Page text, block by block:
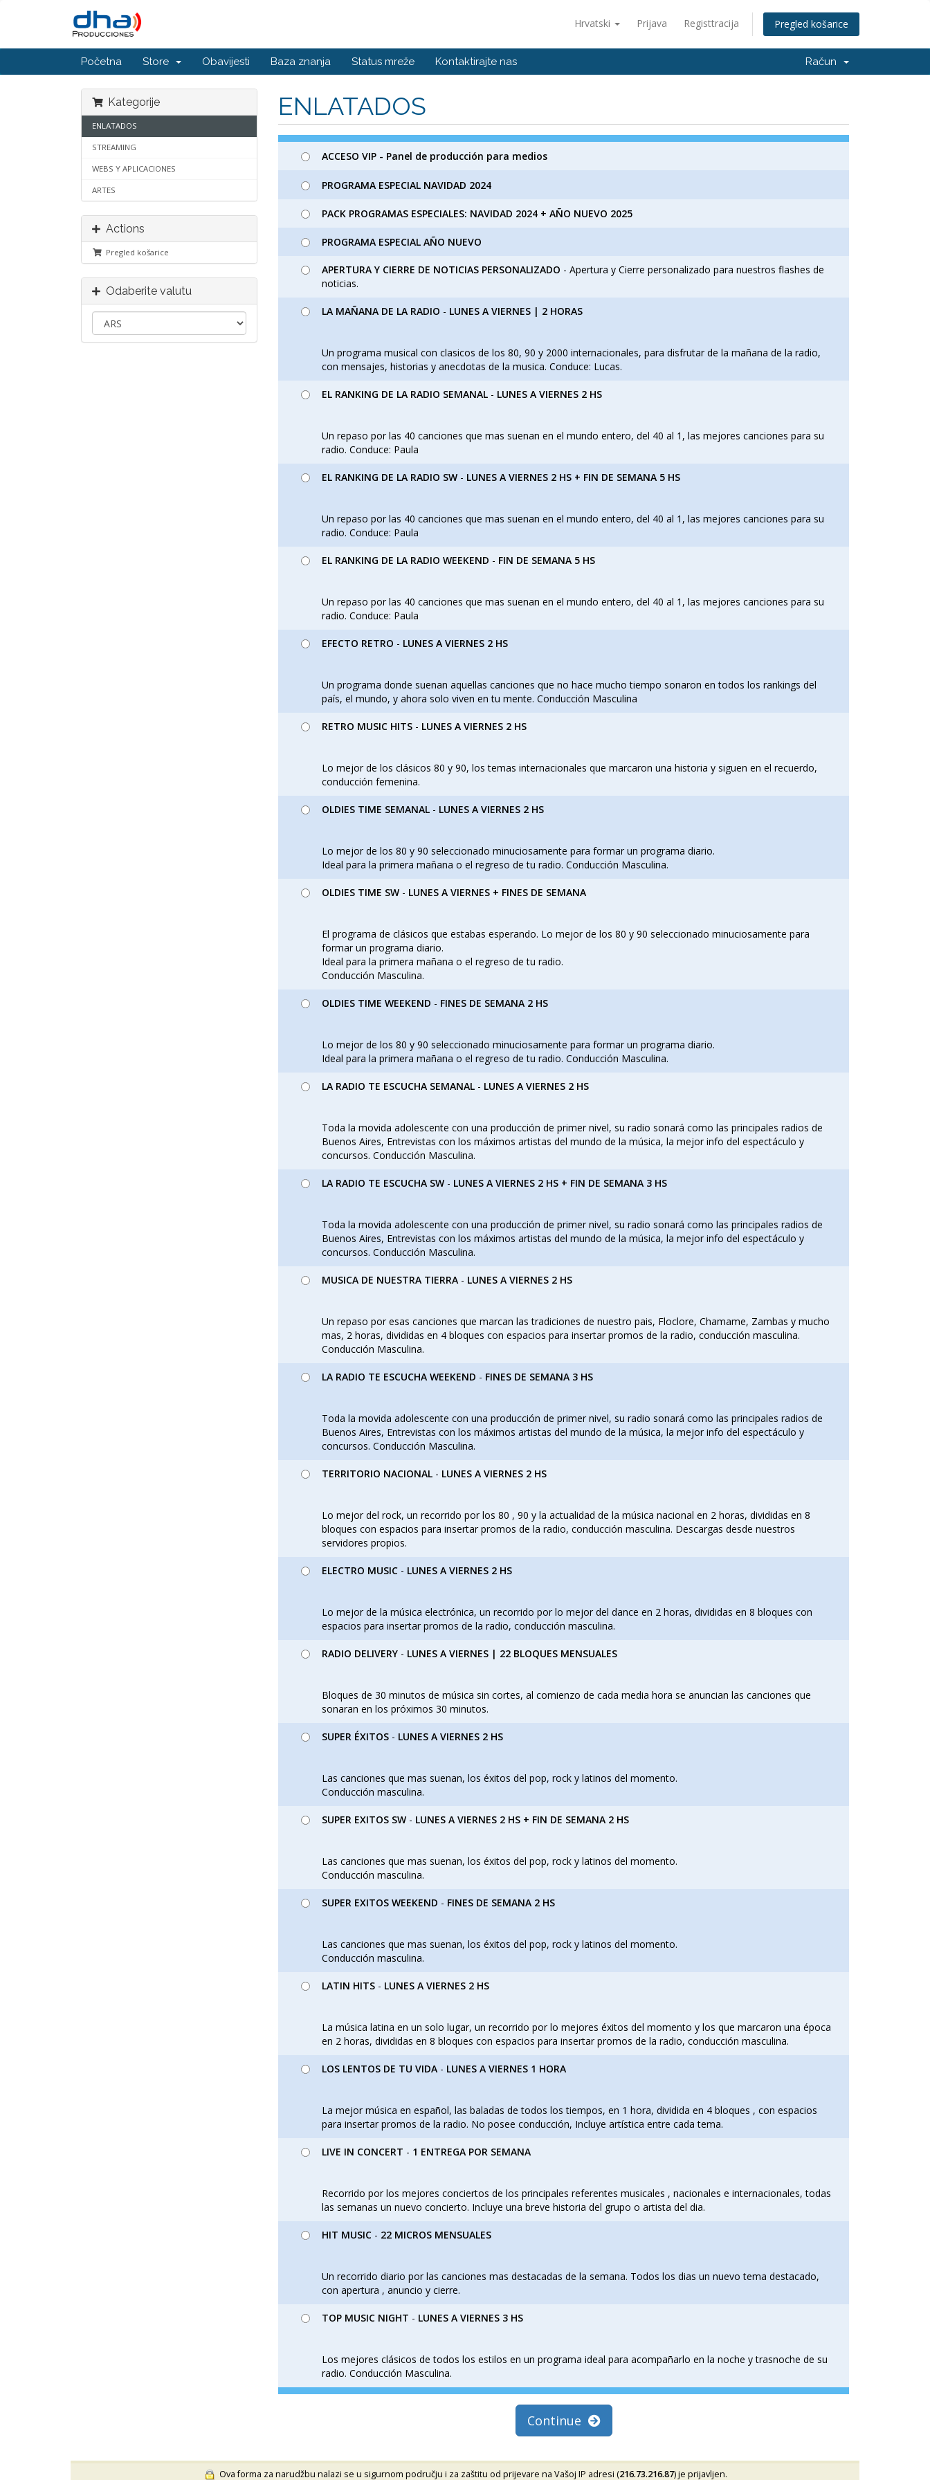
Hrvatski Prijava Registtracija Pregled košarice
Početna Store Obavijesti Baza znanja Status mreže Kontaktirajte nas Račun
ENLATADOS
Kategorije
ENLATADOS
STREAMING
WEBS Y APLICACIONES
ARTES
Actions
Pregled košarice
Odaberite valutu
ACCESO VIP - Panel de producción para medios
PROGRAMA ESPECIAL NAVIDAD 2024
PACK PROGRAMAS ESPECIALES: NAVIDAD 2024 + AÑO NUEVO 2025
PROGRAMA ESPECIAL AÑO NUEVO
APERTURA Y CIERRE DE NOTICIAS PERSONALIZADO - Apertura y Cierre personalizado para nuestros flashes de
noticias.
LA MAÑANA DE LA RADIO - LUNES A VIERNES | 2 HORAS
Un programa musical con clasicos de los 80, 90 y 2000 internacionales, para disfrutar de la mañana de la radio,
con mensajes, historias y anecdotas de la musica. Conduce: Lucas.
EL RANKING DE LA RADIO SEMANAL - LUNES A VIERNES 2 HS
Un repaso por las 40 canciones que mas suenan en el mundo entero, del 40 al 1, las mejores canciones para su
radio. Conduce: Paula
EL RANKING DE LA RADIO SW - LUNES A VIERNES 2 HS + FIN DE SEMANA 5 HS
Un repaso por las 40 canciones que mas suenan en el mundo entero, del 40 al 1, las mejores canciones para su
radio. Conduce: Paula
EL RANKING DE LA RADIO WEEKEND - FIN DE SEMANA 5 HS
Un repaso por las 40 canciones que mas suenan en el mundo entero, del 40 al 1, las mejores canciones para su
radio. Conduce: Paula
EFECTO RETRO - LUNES A VIERNES 2 HS
Un programa donde suenan aquellas canciones que no hace mucho tiempo sonaron en todos los rankings del
país, el mundo, y ahora solo viven en tu mente. Conducción Masculina
RETRO MUSIC HITS - LUNES A VIERNES 2 HS
Lo mejor de los clásicos 80 y 90, los temas internacionales que marcaron una historia y siguen en el recuerdo,
conducción femenina.
OLDIES TIME SEMANAL - LUNES A VIERNES 2 HS
Lo mejor de los 80 y 90 seleccionado minuciosamente para formar un programa diario.
Ideal para la primera mañana o el regreso de tu radio. Conducción Masculina.
OLDIES TIME SW - LUNES A VIERNES + FINES DE SEMANA
El programa de clásicos que estabas esperando. Lo mejor de los 80 y 90 seleccionado minuciosamente para
formar un programa diario.
Ideal para la primera mañana o el regreso de tu radio.
Conducción Masculina.
OLDIES TIME WEEKEND - FINES DE SEMANA 2 HS
Lo mejor de los 80 y 90 seleccionado minuciosamente para formar un programa diario.
Ideal para la primera mañana o el regreso de tu radio. Conducción Masculina.
LA RADIO TE ESCUCHA SEMANAL - LUNES A VIERNES 2 HS
Toda la movida adolescente con una producción de primer nivel, su radio sonará como las principales radios de
Buenos Aires, Entrevistas con los máximos artistas del mundo de la música, la mejor info del espectáculo y
concursos. Conducción Masculina.
LA RADIO TE ESCUCHA SW - LUNES A VIERNES 2 HS + FIN DE SEMANA 3 HS
Toda la movida adolescente con una producción de primer nivel, su radio sonará como las principales radios de
Buenos Aires, Entrevistas con los máximos artistas del mundo de la música, la mejor info del espectáculo y
concursos. Conducción Masculina.
MUSICA DE NUESTRA TIERRA - LUNES A VIERNES 2 HS
Un repaso por esas canciones que marcan las tradiciones de nuestro pais, Floclore, Chamame, Zambas y mucho
mas, 2 horas, divididas en 4 bloques con espacios para insertar promos de la radio, conducción masculina.
Conducción Masculina.
LA RADIO TE ESCUCHA WEEKEND - FINES DE SEMANA 3 HS
Toda la movida adolescente con una producción de primer nivel, su radio sonará como las principales radios de
Buenos Aires, Entrevistas con los máximos artistas del mundo de la música, la mejor info del espectáculo y
concursos. Conducción Masculina.
TERRITORIO NACIONAL - LUNES A VIERNES 2 HS
Lo mejor del rock, un recorrido por los 80 , 90 y la actualidad de la música nacional en 2 horas, divididas en 8
bloques con espacios para insertar promos de la radio, conducción masculina. Descargas desde nuestros
servidores propios.
ELECTRO MUSIC - LUNES A VIERNES 2 HS
Lo mejor de la música electrónica, un recorrido por lo mejor del dance en 2 horas, divididas en 8 bloques con
espacios para insertar promos de la radio, conducción masculina.
RADIO DELIVERY - LUNES A VIERNES | 22 BLOQUES MENSUALES
Bloques de 30 minutos de música sin cortes, al comienzo de cada media hora se anuncian las canciones que
sonaran en los próximos 30 minutos.
SUPER ÉXITOS - LUNES A VIERNES 2 HS
Las canciones que mas suenan, los éxitos del pop, rock y latinos del momento.
Conducción masculina.
SUPER EXITOS SW - LUNES A VIERNES 2 HS + FIN DE SEMANA 2 HS
Las canciones que mas suenan, los éxitos del pop, rock y latinos del momento.
Conducción masculina.
SUPER EXITOS WEEKEND - FINES DE SEMANA 2 HS
Las canciones que mas suenan, los éxitos del pop, rock y latinos del momento.
Conducción masculina.
LATIN HITS - LUNES A VIERNES 2 HS
La música latina en un solo lugar, un recorrido por lo mejores éxitos del momento y los que marcaron una época
en 2 horas, divididas en 8 bloques con espacios para insertar promos de la radio, conducción masculina.
LOS LENTOS DE TU VIDA - LUNES A VIERNES 1 HORA
La mejor música en español, las baladas de todos los tiempos, en 1 hora, dividida en 4 bloques , con espacios
para insertar promos de la radio. No posee conducción, Incluye artística entre cada tema.
LIVE IN CONCERT - 1 ENTREGA POR SEMANA
Recorrido por los mejores conciertos de los principales referentes musicales , nacionales e internacionales, todas
las semanas un nuevo concierto. Incluye una breve historia del grupo o artista del dia.
HIT MUSIC - 22 MICROS MENSUALES
Un recorrido diario por las canciones mas destacadas de la semana. Todos los dias un nuevo tema destacado,
con apertura , anuncio y cierre.
TOP MUSIC NIGHT - LUNES A VIERNES 3 HS
Los mejores clásicos de todos los estilos en un programa ideal para acompañarlo en la noche y trasnoche de su
radio. Conducción Masculina.
Continue
Ova forma za narudžbu nalazi se u sigurnom području i za zaštitu od prijevare na Vašoj IP adresi (216.73.216.87) je prijavljen.